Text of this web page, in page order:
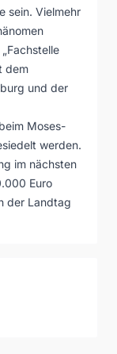
sein. Vielmehr
dem
und der
Moses-
werden.
im nächsten
Euro
der Landtag